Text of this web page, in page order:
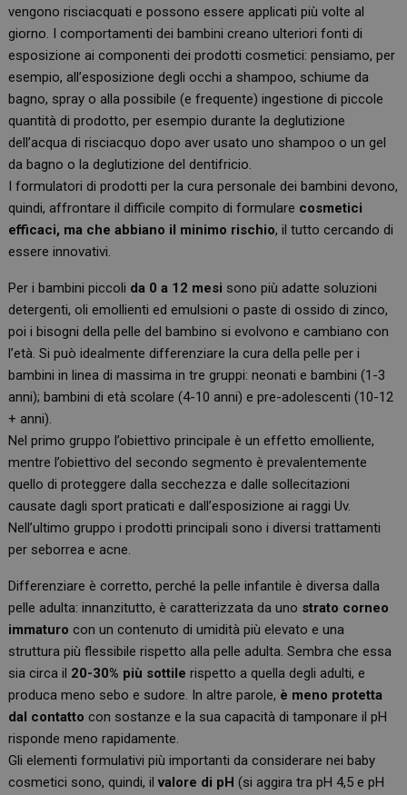
vengono risciacquati e possono essere applicati più volte al
giorno. I comportamenti dei bambini creano ulteriori fonti di
esposizione ai componenti dei prodotti cosmetici: pensiamo, per
esempio, all’esposizione degli occhi a shampoo, schiume da
bagno, spray o alla possibile (e frequente) ingestione di piccole
quantità di prodotto, per esempio durante la deglutizione
dell’acqua di risciacquo dopo aver usato uno shampoo o un gel
da bagno o la deglutizione del dentifricio.
I formulatori di prodotti per la cura personale dei bambini devono,
quindi, affrontare il difficile compito di formulare cosmetici
efficaci, ma che abbiano il minimo rischio, il tutto cercando di
essere innovativi.
Per i bambini piccoli da 0 a 12 mesi sono più adatte soluzioni
detergenti, oli emollienti ed emulsioni o paste di ossido di zinco,
poi i bisogni della pelle del bambino si evolvono e cambiano con
l’età. Si può idealmente differenziare la cura della pelle per i
bambini in linea di massima in tre gruppi: neonati e bambini (1-3
anni); bambini di età scolare (4-10 anni) e pre-adolescenti (10-12
+ anni).
Nel primo gruppo l’obiettivo principale è un effetto emolliente,
mentre l’obiettivo del secondo segmento è prevalentemente
quello di proteggere dalla secchezza e dalle sollecitazioni
causate dagli sport praticati e dall’esposizione ai raggi Uv.
Nell’ultimo gruppo i prodotti principali sono i diversi trattamenti
per seborrea e acne.
Differenziare è corretto, perché la pelle infantile è diversa dalla
pelle adulta: innanzitutto, è caratterizzata da uno strato corneo
immaturo con un contenuto di umidità più elevato e una
struttura più flessibile rispetto alla pelle adulta. Sembra che essa
sia circa il 20-30% più sottile rispetto a quella degli adulti, e
produca meno sebo e sudore. In altre parole, è meno protetta
dal contatto con sostanze e la sua capacità di tamponare il pH
risponde meno rapidamente.
Gli elementi formulativi più importanti da considerare nei baby
cosmetici sono, quindi, ilvalore di pH (si aggira tra pH 4,5 e pH